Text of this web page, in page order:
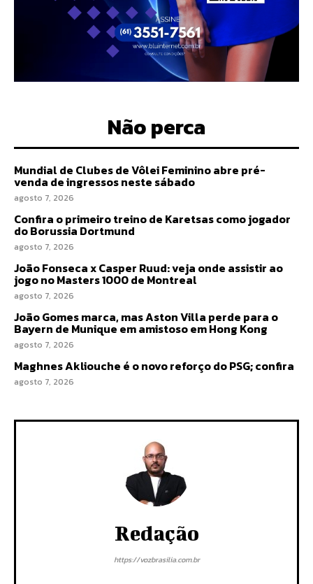
Não perca
Mundial de Clubes de Vôlei Feminino abre pré-
venda de ingressos neste sábado
agosto 7, 2026
Confira o primeiro treino de Karetsas como jogador
do Borussia Dortmund
agosto 7, 2026
João Fonseca x Casper Ruud: veja onde assistir ao
jogo no Masters 1000 de Montreal
agosto 7, 2026
João Gomes marca, mas Aston Villa perde para o
Bayern de Munique em amistoso em Hong Kong
agosto 7, 2026
Maghnes Akliouche é o novo reforço do PSG; confira
agosto 7, 2026
Redação
https://vozbrasilia.com.br